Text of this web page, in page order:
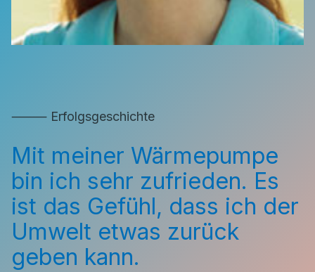
⸻ Erfolgsgeschichte
Mit meiner Wärmepumpe
bin ich sehr zufrieden. Es
ist das Gefühl, dass ich der
Umwelt etwas zurück
geben kann.